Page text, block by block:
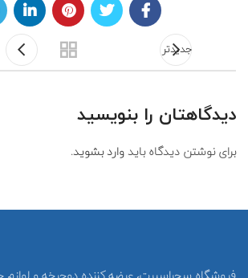
جدیدتر
دیدگاهتان را بنویسید
برای نوشتن دیدگاه باید وارد بشوید.